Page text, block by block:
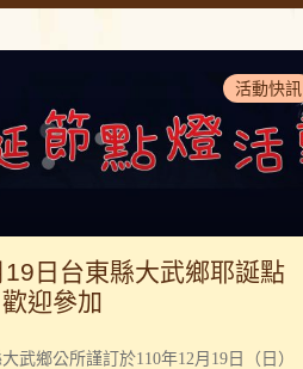
活動快訊
19日台東縣大武鄉耶誕點
迎參加
武鄉公所謹訂於110年12月19日（日）